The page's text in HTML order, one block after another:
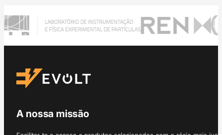
A nossa missão